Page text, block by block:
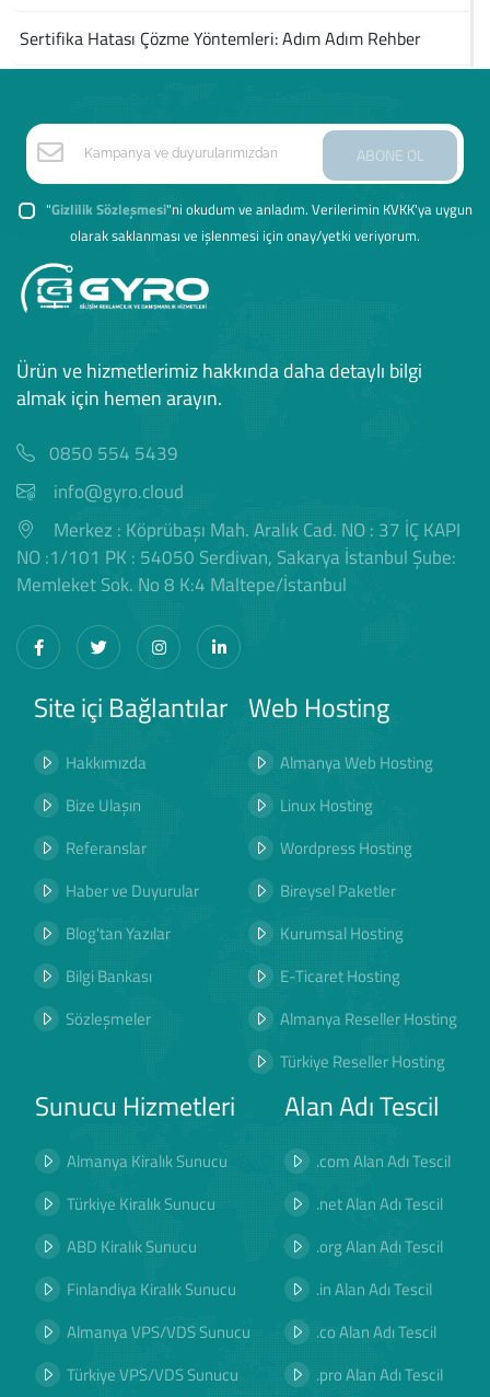
Sertifika Hatası Çözme Yöntemleri: Adım Adım Rehber
ABONE OL
"Gizlilik Sözleşmesi"ni okudum ve anladım. Verilerimin KVKK'ya uygun
olarak saklanması ve işlenmesi için onay/yetki veriyorum.
Ürün ve hizmetlerimiz hakkında daha detaylı bilgi
almak için hemen arayın.
0850 554 5439
info@gyro.cloud
Merkez : Köprübaşı Mah. Aralık Cad. NO : 37 İÇ KAPI
NO :1/101 PK : 54050 Serdivan, Sakarya İstanbul Şube:
Memleket Sok. No 8 K:4 Maltepe/İstanbul
Site içi Bağlantılar
Hakkımızda
Bize Ulaşın
Referanslar
Haber ve Duyurular
Blog'tan Yazılar
Bilgi Bankası
Sözleşmeler
Web Hosting
Almanya Web Hosting
Linux Hosting
Wordpress Hosting
Bireysel Paketler
Kurumsal Hosting
E-Ticaret Hosting
Almanya Reseller Hosting
Türkiye Reseller Hosting
Sunucu Hizmetleri
Almanya Kiralık Sunucu
Türkiye Kiralık Sunucu
ABD Kiralık Sunucu
Finlandiya Kiralık Sunucu
Almanya VPS/VDS Sunucu
Türkiye VPS/VDS Sunucu
Alan Adı Tescil
.com Alan Adı Tescil
.net Alan Adı Tescil
.org Alan Adı Tescil
.in Alan Adı Tescil
.co Alan Adı Tescil
.pro Alan Adı Tescil